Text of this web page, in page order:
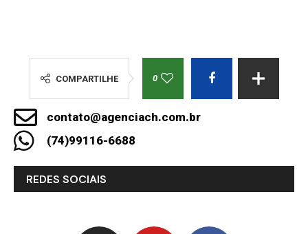
COMPARTILHE 0
contato@agenciach.com.br
(74)99116-6688
REDES SOCIAIS